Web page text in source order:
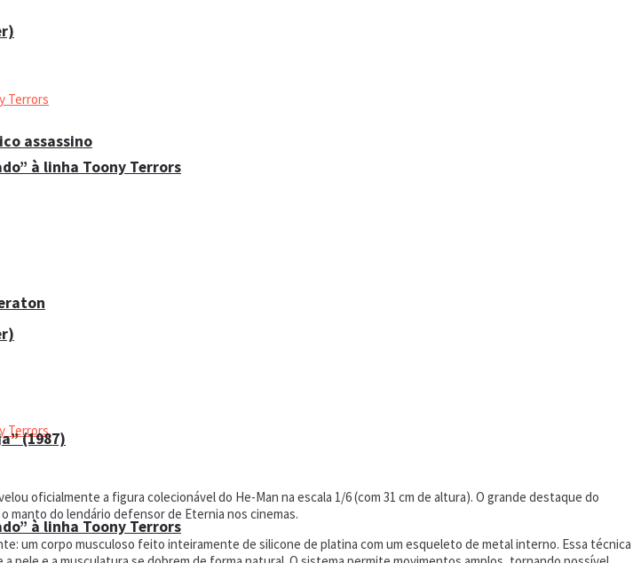
assassino
à linha Toony Terrors
à linha Toony Terrors
(1987)
oficialmente a figura colecionável do He-Man na escala 1/6 (com 31 cm de altura). O grande destaque do
manto do lendário defensor de Eternia nos cinemas.
um corpo musculoso feito inteiramente de silicone de platina com um esqueleto de metal interno. Essa técnica